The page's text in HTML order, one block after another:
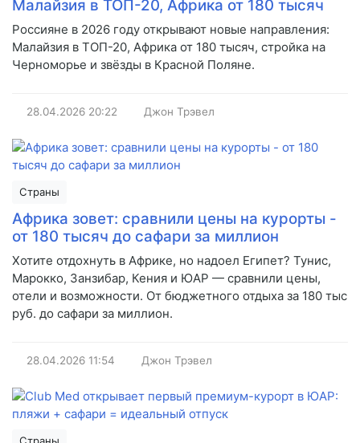
Малайзия в ТОП-20, Африка от 180 тысяч
Россияне в 2026 году открывают новые направления:
Малайзия в ТОП-20, Африка от 180 тысяч, стройка на
Черноморье и звёзды в Красной Поляне.
28.04.2026 20:22 Джон Трэвел
Страны
Африка зовет: сравнили цены на курорты -
от 180 тысяч до сафари за миллион
Хотите отдохнуть в Африке, но надоел Египет? Тунис,
Марокко, Занзибар, Кения и ЮАР — сравнили цены,
отели и возможности. От бюджетного отдыха за 180 тыс
руб. до сафари за миллион.
28.04.2026 11:54 Джон Трэвел